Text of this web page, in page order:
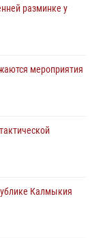
разминке у
мероприятия
Калмыкия